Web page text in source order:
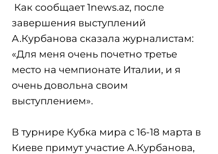
Как сообщает 1news.az, после
завершения выступлений
А.Курбанова сказала журналистам:
«Для меня очень почетно третье
место на чемпионате Италии, и я
очень довольна своим
выступлением».
В турнире Кубка мира с 16-18 марта в
Киеве примут участие А.Курбанова,